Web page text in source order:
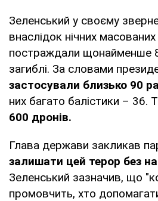
Зеленський у своєму
внаслідок нічних масованих
постраждали щонайменше
загиблі. За словами
застосували близько 90
них багато балістики – 36.
600 дронів.
Глава держави закликав
залишати цей терор без
Зеленський зазначив, що
промовчить, хто